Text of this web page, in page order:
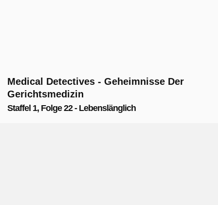
Medical Detectives - Geheimnisse Der
Gerichtsmedizin
Staffel 1, Folge 22 - Lebenslänglich